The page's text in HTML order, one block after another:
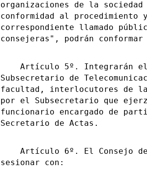
organizaciones de la
conformidad al
correspondiente llamado
consejeras", podrán
Artículo 5º. Integrarán el
Subsecretario de
facultad, interlocutores de la
por el Subsecretario que
funcionario encargado de
Secretario de Actas.
Artículo 6º. El Consejo
sesionar con: